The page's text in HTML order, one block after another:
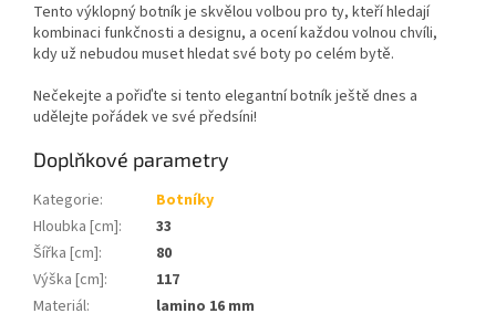
Tento výklopný botník je skvělou volbou pro ty, kteří hledají
kombinaci funkčnosti a designu, a ocení každou volnou chvíli,
kdy už nebudou muset hledat své boty po celém bytě.
Nečekejte a pořiďte si tento elegantní botník ještě dnes a
udělejte pořádek ve své předsíni!
Doplňkové parametry
Kategorie:
Botníky
Hloubka [cm]:
33
Šířka [cm]:
80
Výška [cm]:
117
Materiál:
lamino 16 mm